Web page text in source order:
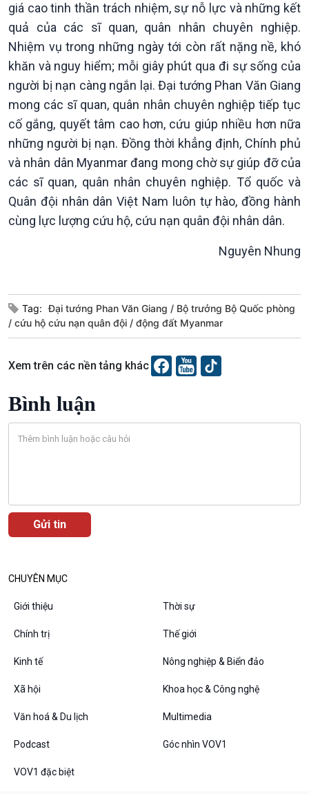
Văn hoá & Du lịch
Tin Văn hoá & Du lịch
Chát với người nổi tiếng
Câu chuyện Thể thao
Multimedia
Ảnh
Video
Infographic
E-Magazine
Podcast
Dòng chảy sự kiện
VOV1 đặc biệt
Chân dung cuộc sống
giá cao tinh thần trách nhiệm, sự nỗ lực và những kết
quả của các sĩ quan, quân nhân chuyên nghiệp.
Nhiệm vụ trong những ngày tới còn rất nặng nề, khó
khăn và nguy hiểm; mỗi giây phút qua đi sự sống của
người bị nạn càng ngắn lại. Đại tướng Phan Văn Giang
mong các sĩ quan, quân nhân chuyên nghiệp tiếp tục
cố gắng, quyết tâm cao hơn, cứu giúp nhiều hơn nữa
những người bị nạn. Đồng thời khẳng định, Chính phủ
và nhân dân Myanmar đang mong chờ sự giúp đỡ của
các sĩ quan, quân nhân chuyên nghiệp. Tổ quốc và
Quân đội nhân dân Việt Nam luôn tự hào, đồng hành
cùng lực lượng cứu hộ, cứu nạn quân đội nhân dân.
Nguyên Nhung
Tag: Đại tướng Phan Văn Giang
Bộ trưởng Bộ Quốc phòng
cứu hộ cứu nạn quân đội
động đất Myanmar
Xem trên các nền tảng khác
Bình luận
CHUYÊN MỤC
Giới thiệu Thời sự
Chính trị Thế giới
Kinh tế Nông nghiệp & Biển đảo
Xã hội Khoa học & Công nghệ
Văn hoá & Du lịch Multimedia
Podcast Góc nhìn VOV1
VOV1 đặc biệt